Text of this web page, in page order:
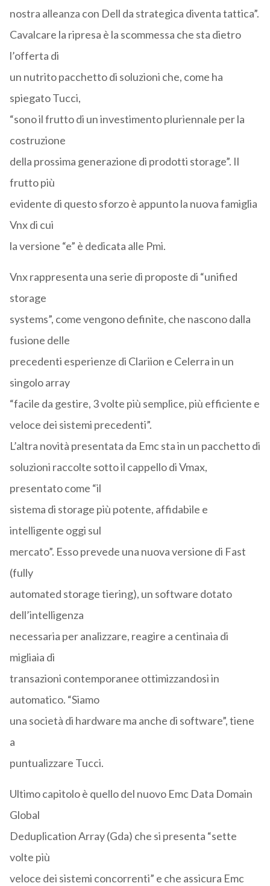
nostra alleanza con Dell da strategica diventa tattica”.
Cavalcare la ripresa è la scommessa che sta dietro
l’offerta di
un nutrito pacchetto di soluzioni che, come ha
spiegato Tucci,
“sono il frutto di un investimento pluriennale per la
costruzione
della prossima generazione di prodotti storage”. Il
frutto più
evidente di questo sforzo è appunto la nuova famiglia
Vnx di cui
la versione “e” è dedicata alle Pmi.
Vnx rappresenta una serie di proposte di “unified
storage
systems”, come vengono definite, che nascono dalla
fusione delle
precedenti esperienze di Clariion e Celerra in un
singolo array
“facile da gestire, 3 volte più semplice, più efficiente e
veloce dei sistemi precedenti”.
L’altra novità presentata da Emc sta in un pacchetto di
soluzioni raccolte sotto il cappello di Vmax,
presentato come “il
sistema di storage più potente, affidabile e
intelligente oggi sul
mercato”. Esso prevede una nuova versione di Fast
(fully
automated storage tiering), un software dotato
dell’intelligenza
necessaria per analizzare, reagire a centinaia di
migliaia di
transazioni contemporanee ottimizzandosi in
automatico. “Siamo
una società di hardware ma anche di software”, tiene
a
puntualizzare Tucci.
Ultimo capitolo è quello del nuovo Emc Data Domain
Global
Deduplication Array (Gda) che si presenta “sette
volte più
veloce dei sistemi concorrenti” e che assicura Emc